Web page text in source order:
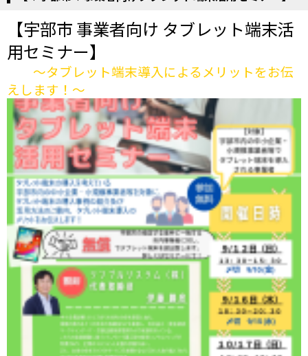
【宇部市 事業者向け タブレット端末活
用セミナー】
～タブレット端末導入によるメリットをお伝
えします！～